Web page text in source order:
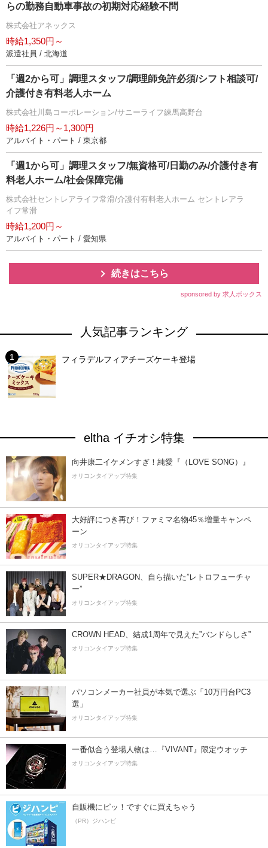
らの勤務自動車事故の初期対応経験不問
株式会社アネックス
時給1,350円～
派遣社員 / 北海道
「週2から可」調理スタッフ/調理師免許必須/シフト相談可/
介護付き有料老人ホーム
株式会社川島コーポレーション/サニーライフ練馬高野台
時給1,226円～1,300円
アルバイト・パート / 東京都
「週1から可」調理スタッフ/無資格可/日勤のみ/介護付き有
料老人ホーム/社会保障完備
株式会社セントレアライフ常滑/介護付有料老人ホーム セントレアラ
イフ常滑
時給1,200円～
アルバイト・パート / 愛知県
続きはこちら
sponsored by 求人ボックス
人気記事ランキング
フィラデルフィアチーズケーキ登場
eltha イチオシ特集
向井康二イケメンすぎ！純愛『（LOVE SONG）』
オリコンタイアップ特集
大好評につき再び！ファミマ名物45％増量キャンペ
ーン
オリコンタイアップ特集
SUPER★DRAGON、自ら描いた”レトロフューチャ
ー”
オリコンタイアップ特集
CROWN HEAD、結成1周年で見えた”バンドらしさ”
オリコンタイアップ特集
パソコンメーカー社員が本気で選ぶ「10万円台PC3
選」
オリコンタイアップ特集
一番似合う登場人物は…『VIVANT』限定ウオッチ
オリコンタイアップ特集
自販機にピッ！ですぐに買えちゃう
（PR）ジハンピ